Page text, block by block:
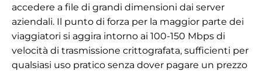
accedere a file di grandi dimensioni dai server
aziendali. Il punto di forza per la maggior parte dei
viaggiatori si aggira intorno ai 100-150 Mbps di
velocità di trasmissione crittografata, sufficienti per
qualsiasi uso pratico senza dover pagare un prezzo